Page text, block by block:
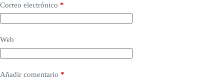
Correo electrónico *
Web
Añadir comentario *